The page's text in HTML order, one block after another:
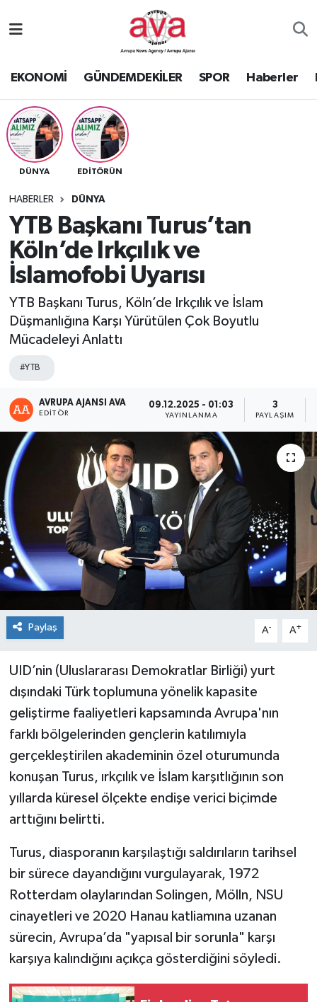
EKONOMİ GÜNDEMDEKİLER SPOR Haberler
DÜNYA EDİTÖRÜN
HABERLER DÜNYA
YTB Başkanı Turus’tan
Köln’de Irkçılık ve
İslamofobi Uyarısı
YTB Başkanı Turus, Köln’de Irkçılık ve İslam
Düşmanlığına Karşı Yürütülen Çok Boyutlu
Mücadeleyi Anlattı
#YTB
AVRUPA AJANSI AVA
EDITÖR
09.12.2025 - 01:03
YAYINLANMA
3
PAYLAŞIM
Paylaş A- A+
UID’nin (Uluslararası Demokratlar Birliği) yurt
dışındaki Türk toplumuna yönelik kapasite
geliştirme faaliyetleri kapsamında Avrupa'nın
farklı bölgelerinden gençlerin katılımıyla
gerçekleştirilen akademinin özel oturumunda
konuşan Turus, ırkçılık ve İslam karşıtlığının son
yıllarda küresel ölçekte endişe verici biçimde
arttığını belirtti.
Turus, diasporanın karşılaştığı saldırıların tarihsel
bir sürece dayandığını vurgulayarak, 1972
Rotterdam olaylarından Solingen, Mölln, NSU
cinayetleri ve 2020 Hanau katliamına uzanan
sürecin, Avrupa’da "yapısal bir sorunla" karşı
karşıya kalındığını açıkça gösterdiğini söyledi.
Nöbetçi Eczaneler
Namaz Vakitleri
Trafik Durumu
Süper Lig Puan Durumu ve Fikstür
Tüm Manşetler
Son Dakika Haberleri
Haber Arşivi